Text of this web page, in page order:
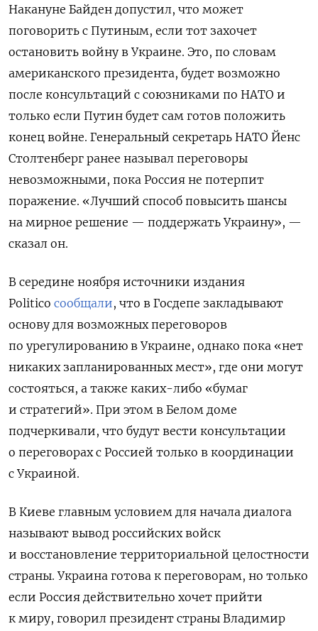
Накануне Байден допустил, что может
поговорить с Путиным, если тот захочет
остановить войну в Украине. Это, по словам
американского президента, будет возможно
после консультаций с союзниками по НАТО и
только если Путин будет сам готов положить
конец войне. Генеральный секретарь НАТО Йенс
Столтенберг ранее называл переговоры
невозможными, пока Россия не потерпит
поражение. «Лучший способ повысить шансы
на мирное решение — поддержать Украину», —
сказал он.
В середине ноября источники издания
Politico сообщали, что в Госдепе закладывают
основу для возможных переговоров
по урегулированию в Украине, однако пока «нет
никаких запланированных мест», где они могут
состояться, а также каких-либо «бумаг
и стратегий». При этом в Белом доме
подчеркивали, что будут вести консультации
о переговорах с Россией только в координации
с Украиной.
В Киеве главным условием для начала диалога
называют вывод российских войск
и восстановление территориальной целостности
страны. Украина готова к переговорам, но только
если Россия действительно хочет прийти
к миру, говорил президент страны Владимир